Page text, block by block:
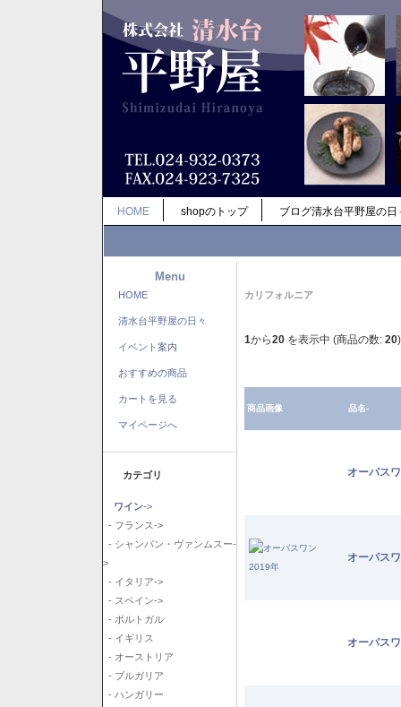
HOME shopのトップ ブログ清水台平野屋の日
Menu
HOME
清水台平野屋の日々
イベント案内
おすすめの商品
カートを見る
マイページへ
カテゴリ
ワイン->
- フランス->
- シャンパン・ヴァンムスー-
>
- イタリア->
- スペイン->
- ポルトガル
- イギリス
- オーストリア
- ブルガリア
- ハンガリー
カリフォルニア
1から20 を表示中 (商品の数: 20)
商品画像 品名-
オーパス
オーパス
オーパス